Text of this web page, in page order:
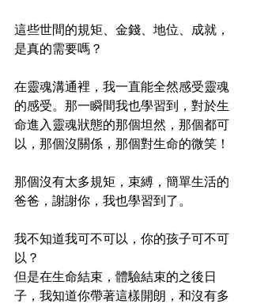
這些世間的規矩、金錢、地位、成就，
是真的需要嗎？
在靈魂溝通裡，我一直能全然感受靈魂
的感受。那一瞬間我也學習到，對於生
命進入靈魂狀態的那個坦然，那個都可
以，那個沒關係，那個對生命的微笑！
那個沒有太多規矩，束縛，簡單生活的
爸爸，謝謝你，我也學習到了。
我不知道我可不可以，你的孩子可不可
以？
但是在生命結束，體驗結束的之後日
子，我知道你帶著這樣開朗，和沒有多